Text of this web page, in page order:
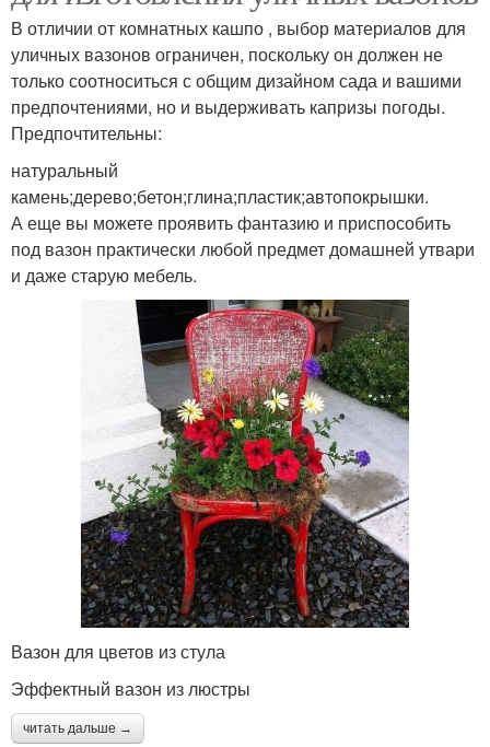
В отличии от комнатных кашпо , выбор материалов для
уличных вазонов ограничен, поскольку он должен не
только соотноситься с общим дизайном сада и вашими
предпочтениями, но и выдерживать капризы погоды.
Предпочтительны:
натуральный
камень;дерево;бетон;глина;пластик;автопокрышки.
А еще вы можете проявить фантазию и приспособить
под вазон практически любой предмет домашней утвари
и даже старую мебель.
Вазон для цветов из стула
Эффектный вазон из люстры
читать дальше →